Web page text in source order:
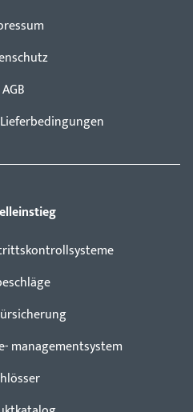
AGB
managementsystem